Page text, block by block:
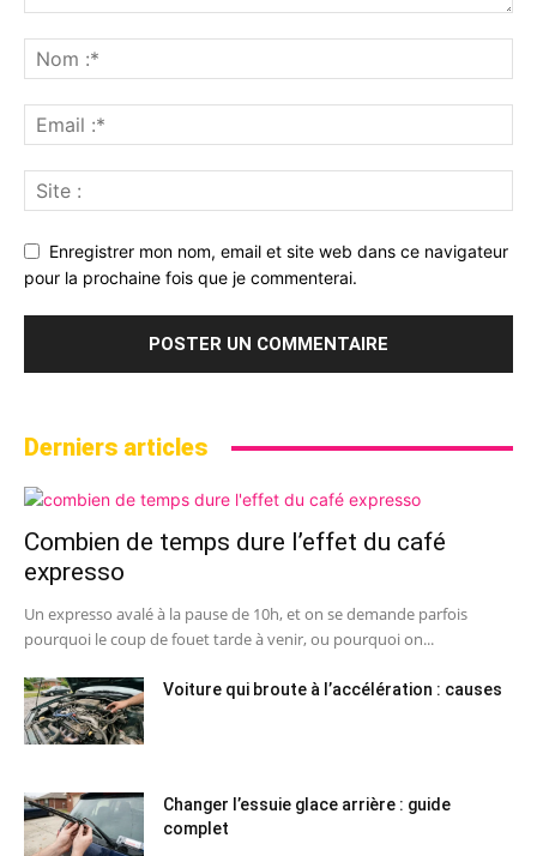
Enregistrer mon nom, email et site web dans ce navigateur
pour la prochaine fois que je commenterai.
Derniers articles
Combien de temps dure l’effet du café
expresso
Un expresso avalé à la pause de 10h, et on se demande parfois
pourquoi le coup de fouet tarde à venir, ou pourquoi on...
Voiture qui broute à l’accélération : causes
Changer l’essuie glace arrière : guide
complet